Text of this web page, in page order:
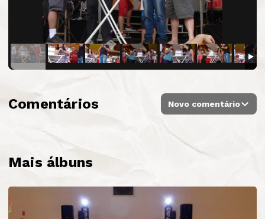
Mais álbuns
Comentários Novo comentário